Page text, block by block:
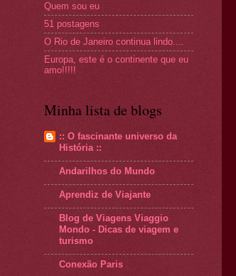
Quem sou eu
51 postagens
O Rio de Janeiro continua lindo....
Europa, este é o continente que eu
amo!!!!!
Minha lista de blogs
:: O fascinante universo da
História ::
Andarilhos do Mundo
Aprendiz de Viajante
Blog de Viagens Viaggio
Mondo - Dicas de viagem e
turismo
Conexão Paris